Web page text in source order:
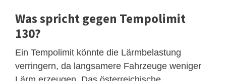
Was spricht gegen Tempolimit
130?
Ein Tempolimit könnte die Lärmbelastung
verringern, da langsamere Fahrzeuge weniger